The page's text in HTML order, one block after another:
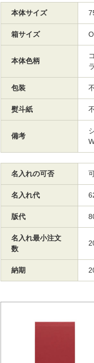
本体サイズ
箱サイズ
本体色柄
包装
熨斗紙
備考
名入れの可否
名入れ代
版代
名入れ最小注文
数
納期